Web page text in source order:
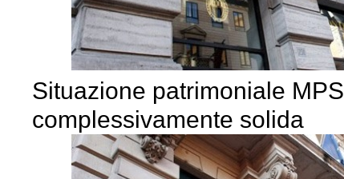
Situazione patrimoniale MPS
complessivamente solida